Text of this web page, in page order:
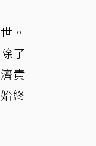
。
了
責
終